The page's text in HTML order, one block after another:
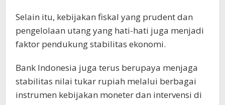
Selain itu, kebijakan fiskal yang prudent dan
pengelolaan utang yang hati-hati juga menjadi
faktor pendukung stabilitas ekonomi.
Bank Indonesia juga terus berupaya menjaga
stabilitas nilai tukar rupiah melalui berbagai
instrumen kebijakan moneter dan intervensi di